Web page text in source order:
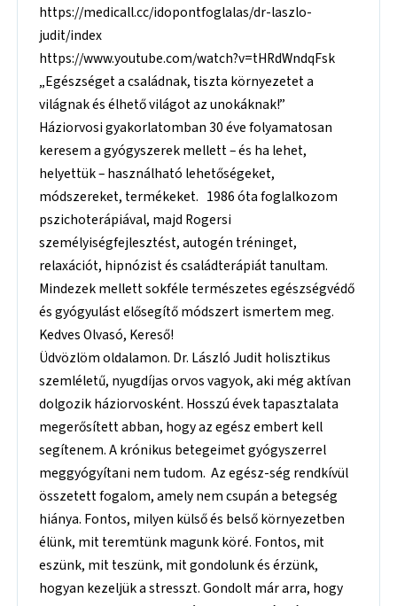
https://medicall.cc/idopontfoglalas/dr-laszlo-
judit/index
https://www.youtube.com/watch?v=tHRdWndqFsk
„Egészséget a családnak, tiszta környezetet a
világnak és élhető világot az unokáknak!”
Háziorvosi gyakorlatomban 30 éve folyamatosan
keresem a gyógyszerek mellett – és ha lehet,
helyettük – használható lehetőségeket,
módszereket, termékeket. 1986 óta foglalkozom
pszichoterápiával, majd Rogersi
személyiségfejlesztést, autogén tréninget,
relaxációt, hipnózist és családterápiát tanultam.
Mindezek mellett sokféle természetes egészségvédő
és gyógyulást elősegítő módszert ismertem meg.
Kedves Olvasó, Kereső!
Üdvözlöm oldalamon. Dr. László Judit holisztikus
szemléletű, nyugdíjas orvos vagyok, aki még aktívan
dolgozik háziorvosként. Hosszú évek tapasztalata
megerősített abban, hogy az egész embert kell
segítenem. A krónikus betegeimet gyógyszerrel
meggyógyítani nem tudom. Az egész-ség rendkívül
összetett fogalom, amely nem csupán a betegség
hiánya. Fontos, milyen külső és belső környezetben
élünk, mit teremtünk magunk köré. Fontos, mit
eszünk, mit teszünk, mit gondolunk és érzünk,
hogyan kezeljük a stresszt. Gondolt már arra, hogy